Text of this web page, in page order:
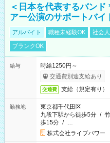
＜日本を代表するバン
アー公演のサポートバイ
アルバイト 職種未経験OK 社会
ブランクOK
給与
時給1250円～
交通費別途支給あり
交通費 支給（規定有り）
勤務地
東京都千代田区
九段下駅から徒歩5分 /
歩15分 / …
株式会社ライブパワー